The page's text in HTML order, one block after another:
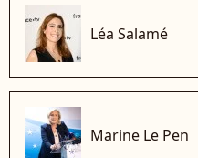
Léa Salamé
Marine Le Pen